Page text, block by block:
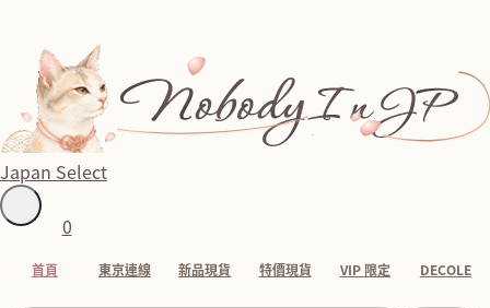
Japan Select
0
首頁 東京連線 新品現貨 特價現貨 VIP 限定 DECOLE